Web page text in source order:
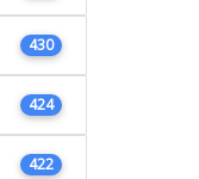
430
424
422